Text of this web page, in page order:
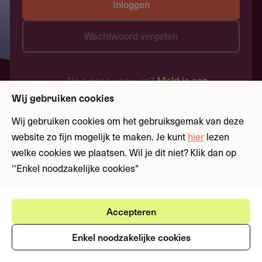
Inloggen
Wachtwoord vergeten
Nog geen account?Meld je aan
Wij gebruiken cookies
Wij gebruiken cookies om het gebruiksgemak van deze
website zo fijn mogelijk te maken. Je kunt hier lezen
welke cookies we plaatsen. Wil je dit niet? Klik dan op
''Enkel noodzakelijke cookies"
Accepteren
Enkel noodzakelijke cookies